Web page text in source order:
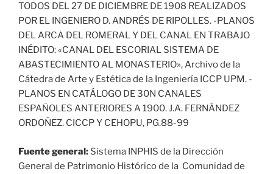
TODOS DEL 27 DE DICIEMBRE DE 1908 REALIZADOS
POR EL INGENIERO D. ANDRÉS DE RIPOLLES. -PLANOS
DEL ARCA DEL ROMERAL Y DEL CANAL EN TRABAJO
INÉDITO: «CANAL DEL ESCORIAL SISTEMA DE
ABASTECIMIENTO AL MONASTERIO», Archivo de la
Cátedra de Arte y Estética de la Ingeniería ICCP UPM. -
PLANOS EN CATÁLOGO DE 30N CANALES
ESPAÑOLES ANTERIORES A 1900. J.A. FERNÁNDEZ
ORDOÑEZ. CICCP Y CEHOPU, PG.88-99
Fuente general: Sistema INPHIS de la Dirección
General de Patrimonio Histórico de la Comunidad de